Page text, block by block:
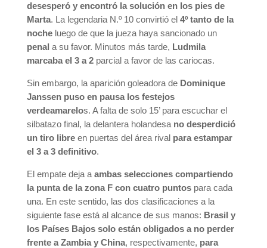
desesperó y encontró la solución en los pies de
Marta. La legendaria N.º 10 convirtió el 4º tanto de la
nocheluego de que la jueza haya sancionado un
penal a su favor. Minutos más tarde, Ludmila
marcaba el 3 a 2parcial a favor de las cariocas.
Sin embargo, la aparición goleadora de Dominique
Janssen puso en pausa los festejos
verdeamarelos. A falta de solo 15’ para escuchar el
silbatazo final, la delantera holandesa no desperdició
un tiro libreen puertas del área rival para estampar
el 3 a 3 definitivo.
El empate deja aambas selecciones compartiendo
la punta de la zona F con cuatro puntospara cada
una. En este sentido, las dos clasificaciones a la
siguiente fase está al alcance de sus manos: Brasil y
los Países Bajos solo están obligados a no perder
frente a Zambia y China, respectivamente, para